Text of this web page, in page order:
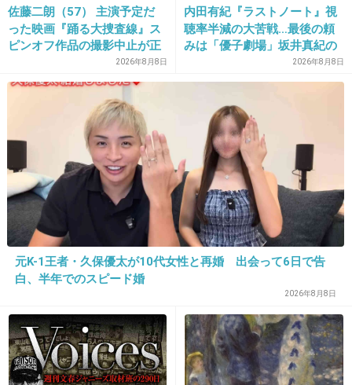
+200 -12
美奈子もういいってwww
26. 匿名2013/10/16(水) 13:53:01
需要ないけどｗｗ
+145 -11
27. 匿名 2013/10/16(水) 13:53:34
映画まで安っぽくて気持ち悪いw
誰が見るのこれ。
佐藤二朗（57） 主演予定だ
った映画『踊る大捜査線』ス
ピンオフ作品の撮影中止が正
2026年8月8日
内田有紀『ラストノート』視
聴率半減の大苦戦…最後の頼
みは「優子劇場」坂井真紀の
“猟奇的演技” が救いの神にな
るか
2026年8月8日
元K-1王者・久保優太が10代女性と再婚 出会って6日で告
白、半年でのスピード婚
2026年8月8日